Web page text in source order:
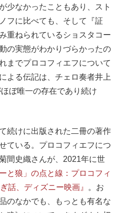
少なかったこともあり、スト
フに比べても、そして『証
重ねられているショスタコー
の実態がわかりづらかったの
までプロコフィエフについて
よる伝記は、チェロ奏者井上
ぼ唯一の存在であり続け
続けに出版された二冊の著作
ている。プロコフィエフにつ
間史織さんが、2021年に世
と狼」の点と線：プロコフィ
話、ディズニー映画』 。お
のなかでも、もっとも有名な